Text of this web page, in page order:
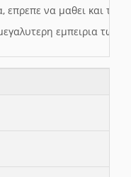
επρεπε να μαθει και το
εμπειρια